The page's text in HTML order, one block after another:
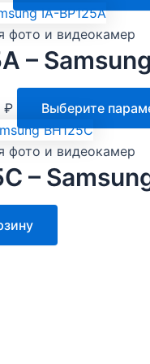
фото и видеокамер
–
₽ Выберите
фото и видеокамер
–